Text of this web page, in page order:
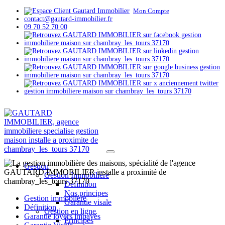
Mon Compte
contact@gautard-immobilier.fr
09 70 52 70 00
Gestion
Gestion Immobilière
Définition
Nos principes
Garantie visale
Gestion en ligne
Principes
Gestion immoblière
Définition
Garantie loyers impayés